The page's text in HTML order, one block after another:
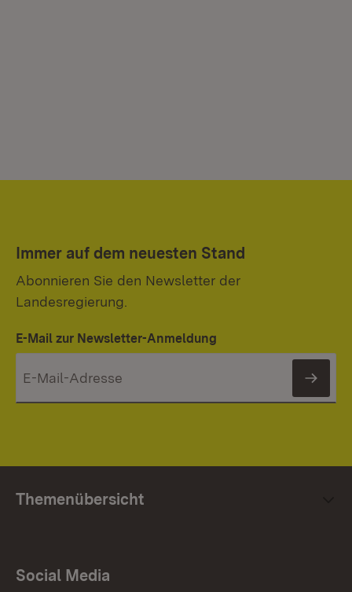
Immer auf dem neuesten Stand
Abonnieren Sie den Newsletter der
Landesregierung.
E-Mail zur Newsletter-Anmeldung
Themenübersicht
Social Media